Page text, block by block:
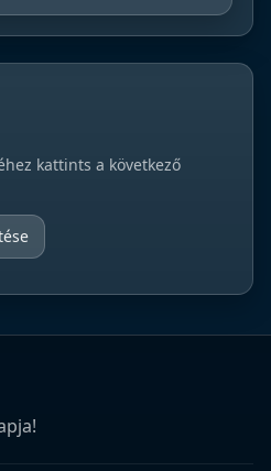
kattints a következő